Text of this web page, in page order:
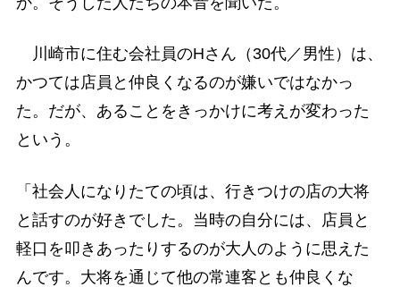
川崎市に住む会社員のHさん（30代／男性）は、
かつては店員と仲良くなるのが嫌いではなかっ
た。だが、あることをきっかけに考えが変わった
という。
「社会人になりたての頃は、行きつけの店の大将
と話すのが好きでした。当時の自分には、店員と
軽口を叩きあったりするのが大人のように思えた
んです。大将を通じて他の常連客とも仲良くな